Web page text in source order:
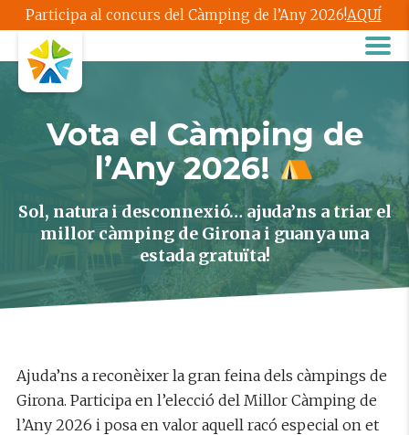
Participa al concurs del Càmping de l’Any 2026!AQUÍ
Vota el Càmping de
l’Any 2026!
Sol, natura i desconnexió… ajuda’ns a triar el
millor càmping de Girona i guanya una
estada gratuïta!
Ajuda’ns a reconèixer la gran feina dels càmpings de
Girona. Participa en l’elecció del Millor Càmping de
l’Any 2026 i posa en valor aquell racó especial on et